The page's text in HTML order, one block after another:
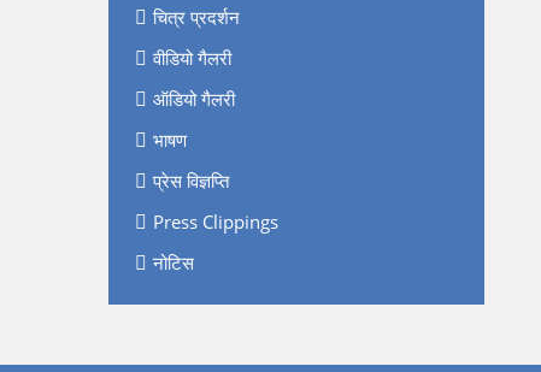
चित्र प्रदर्शन
वीडियो गैलरी
ऑडियो गैलरी
भाषण
प्रेस विज्ञप्ति
Press Clippings
नोटिस